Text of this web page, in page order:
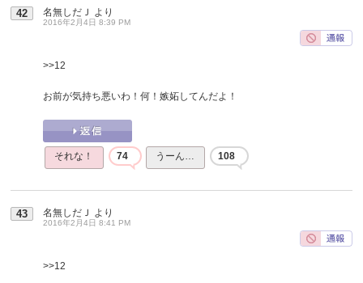
42 名無しだＪ より
2016年2月4日 8:39 PM
>>12
お前が気持ち悪いわ！何！嫉妬してんだよ！
それな！ 74 うーん… 108
43 名無しだＪ より
2016年2月4日 8:41 PM
>>12